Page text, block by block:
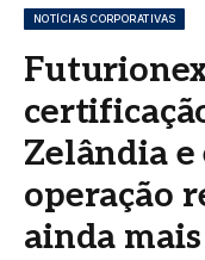
NOTÍCIAS CORPORATIVAS
Zelândia
operação
ainda